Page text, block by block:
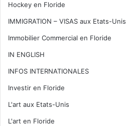
Hockey en Floride
IMMIGRATION – VISAS aux Etats-Unis
Immobilier Commercial en Floride
IN ENGLISH
INFOS INTERNATIONALES
Investir en Floride
L'art aux Etats-Unis
L'art en Floride